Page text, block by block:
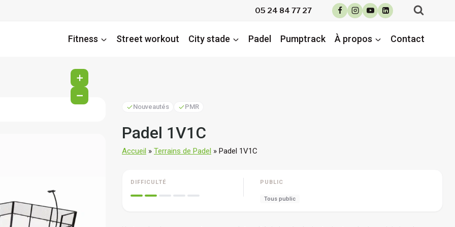
05 24 84 77 27
Fitness Street workout City stade Padel Pumptrack À propos Contact
+
−
Nouveautés PMR
Padel 1V1C
Accueil » Terrains de Padel » Padel 1V1C
DIFFICULTÉ PUBLIC
Tous public